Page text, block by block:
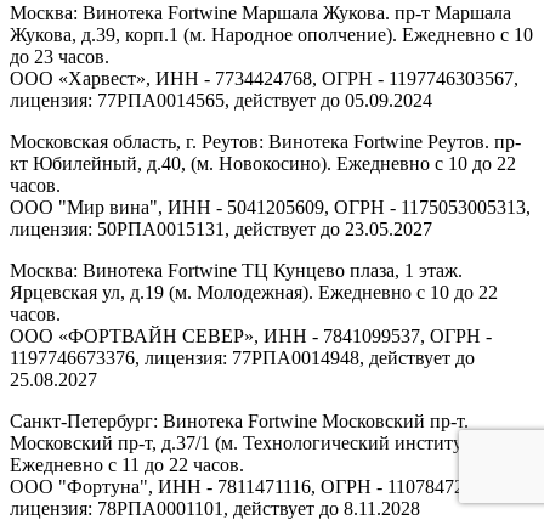
Москва: Винотека Fortwine Маршала Жукова. пр-т Маршала
Жукова, д.39, корп.1 (м. Народное ополчение). Ежедневно с 10
до 23 часов.
ООО «Харвест», ИНН - 7734424768, ОГРН - 1197746303567,
лицензия: 77РПА0014565, действует до 05.09.2024
Московская область, г. Реутов: Винотека Fortwine Реутов. пр-
кт Юбилейный, д.40, (м. Новокосино). Ежедневно с 10 до 22
часов.
ООО "Мир вина", ИНН - 5041205609, ОГРН - 1175053005313,
лицензия: 50РПА0015131, действует до 23.05.2027
Москва: Винотека Fortwine ТЦ Кунцево плаза, 1 этаж.
Ярцевская ул, д.19 (м. Молодежная). Ежедневно с 10 до 22
часов.
ООО «ФОРТВАЙН СЕВЕР», ИНН - 7841099537, ОГРН -
1197746673376, лицензия: 77РПА0014948, действует до
25.08.2027
Санкт-Петербург: Винотека Fortwine Московский пр-т.
Московский пр-т, д.37/1 (м. Технологический институт).
Ежедневно с 11 до 22 часов.
ООО "Фортуна", ИНН - 7811471116, ОГРН - 1107847277438,
лицензия: 78РПА0001101, действует до 8.11.2028